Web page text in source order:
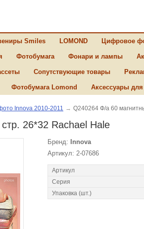
Smiles LOMOND Цифровое
Фотобумага Фонари и лампы
Сопутствующие товары
Фотобумага Lomond Аксессуары
Innova 2010-2011 → Q240264 Ф/а 60
26*32 Rachael Hale
Бренд:
Innova
Артикул: 2-07686
Артикул
Серия
Упаковка (шт.)